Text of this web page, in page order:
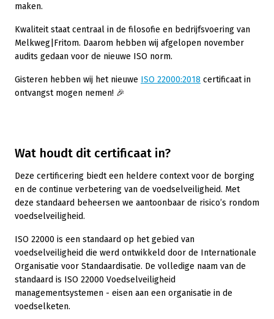
maken.
Kwaliteit staat centraal in de filosofie en bedrijfsvoering van
Melkweg|Fritom. Daarom hebben wij afgelopen november
audits gedaan voor de nieuwe ISO norm.
Gisteren hebben wij het nieuwe ISO 22000:2018 certificaat in
ontvangst mogen nemen! 🎉
Wat houdt dit certificaat in?
Deze certificering biedt een heldere context voor de borging
en de continue verbetering van de voedselveiligheid. Met
deze standaard beheersen we aantoonbaar de risico’s rondom
voedselveiligheid.
ISO 22000 is een standaard op het gebied van
voedselveiligheid die werd ontwikkeld door de Internationale
Organisatie voor Standaardisatie. De volledige naam van de
standaard is ISO 22000 Voedselveiligheid
managementsystemen - eisen aan een organisatie in de
voedselketen.